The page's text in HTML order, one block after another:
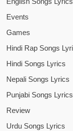
Events
Games
Hindi Rap Songs
Hindi Songs Lyrics
Nepali Songs Lyrics
Punjabi Songs Lyrics
Review
Urdu Songs Lyrics